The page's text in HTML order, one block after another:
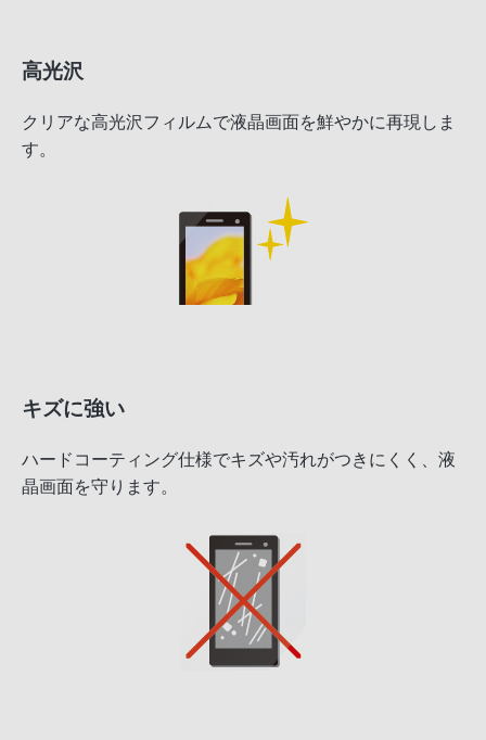
高光沢
クリアな高光沢フィルムで液晶画面を鮮やかに再現しま
す。
キズに強い
ハードコーティング仕様でキズや汚れがつきにくく、液
晶画面を守ります。